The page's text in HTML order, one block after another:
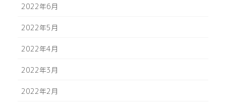
2022年6月
2022年5月
2022年4月
2022年3月
2022年2月